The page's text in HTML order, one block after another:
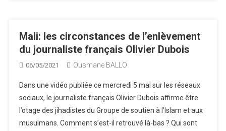
Mali: les circonstances de l’enlèvement
du journaliste français Olivier Dubois
06/05/2021 Ousmane BALLO
Dans une vidéo publiée ce mercredi 5 mai sur les réseaux
sociaux, le journaliste français Olivier Dubois affirme être
l’otage des jihadistes du Groupe de soutien à l’Islam et aux
musulmans. Comment s’est-il retrouvé là-bas ? Qui sont